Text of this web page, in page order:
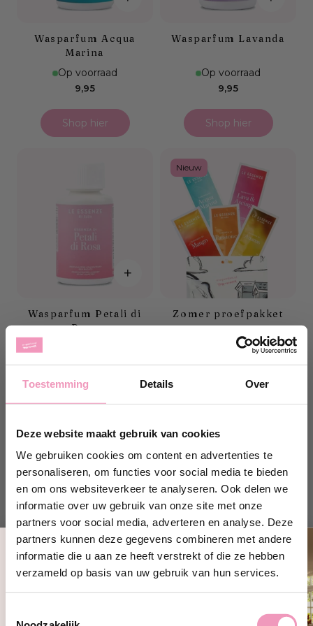
Toestemming Details Over
Deze website maakt gebruik van cookies
We gebruiken cookies om content en advertenties te
personaliseren, om functies voor social media te bieden
en om ons websiteverkeer te analyseren. Ook delen we
informatie over uw gebruik van onze site met onze
partners voor social media, adverteren en analyse. Deze
partners kunnen deze gegevens combineren met andere
informatie die u aan ze heeft verstrekt of die ze hebben
verzameld op basis van uw gebruik van hun services.
Wasparfum Acqua
Marina
Op voorraad
Normale
9,95
Shop hier
Wasparfum Lavanda
Op voorraad
Normale
9,95
Shop hier
+
Wasparfum Petali di
Rosa
Normale
9,95
Nieuw
Zomer proefpakket
Op voorraad
Normale
8,95
+ +
Ontvang 10% korting!